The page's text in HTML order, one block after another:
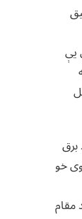
یې
خو
مقام